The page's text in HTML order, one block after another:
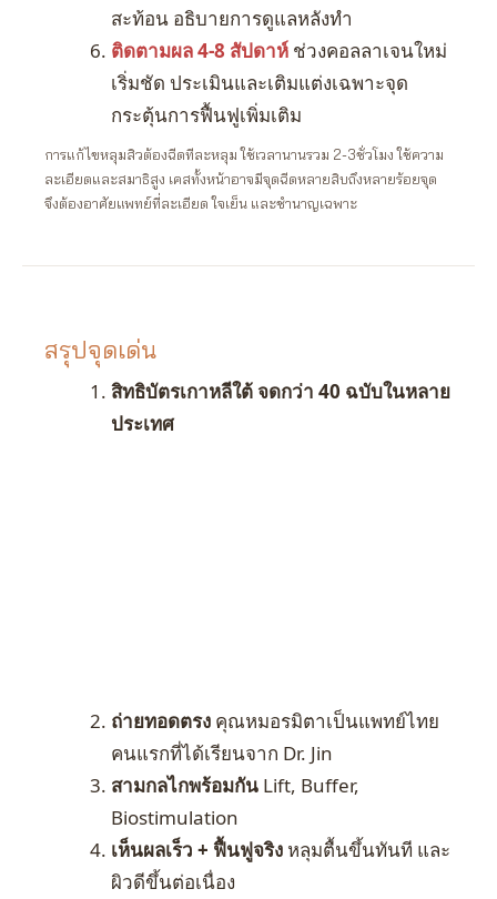
สะท้อน อธิบายการดูแลหลังทำ
ติดตามผล 4-8 สัปดาห์ ช่วงคอลลาเจนใหม่
เริ่มชัด ประเมินและเติมแต่งเฉพาะจุด
กระตุ้นการฟื้นฟูเพิ่มเติม
การแก้ไขหลุมสิวต้องฉีดทีละหลุม ใช้เวลานานรวม 2-3ชั่วโมง ใช้ความ
ละเอียดและสมาธิสูง เคสทั้งหน้าอาจมีจุดฉีดหลายสิบถึงหลายร้อยจุด
จึงต้องอาศัยแพทย์ที่ละเอียด ใจเย็น และชำนาญเฉพาะ
สรุปจุดเด่น
สิทธิบัตรเกาหลีใต้ จดกว่า 40 ฉบับในหลาย
ประเทศ
ถ่ายทอดตรง คุณหมอรมิตาเป็นแพทย์ไทย
คนแรกที่ได้เรียนจาก Dr. Jin
สามกลไกพร้อมกัน Lift, Buffer,
Biostimulation
เห็นผลเร็ว + ฟื้นฟูจริง หลุมตื้นขึ้นทันที และ
ผิวดีขึ้นต่อเนื่อง